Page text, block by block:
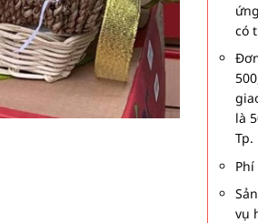
có
là
Tp.
vụ